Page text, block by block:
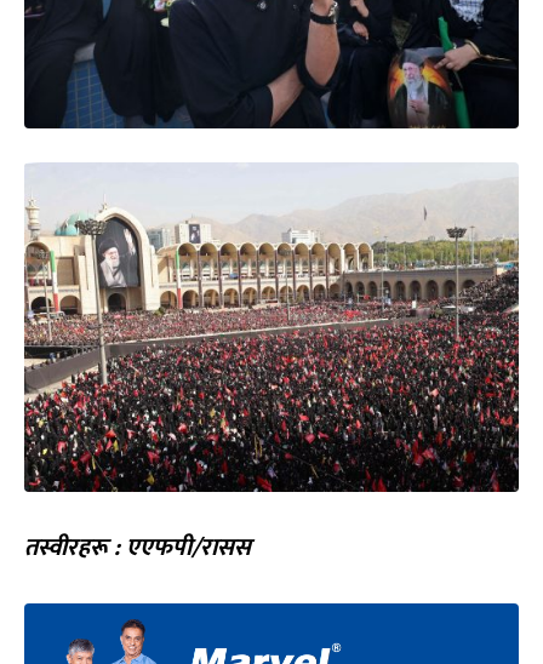
तस्वीरहरू : एएफपी/रासस